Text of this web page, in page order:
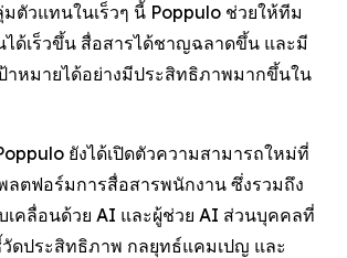
ตัวแทนในเร็วๆ นี้ Poppulo ช่วยให้ทีม
ได้เร็วขึ้น สื่อสารได้ชาญฉลาดขึ้น และมี
าหมายได้อย่างมีประสิทธิภาพมากขึ้นใน
ยังได้เปิดตัวความสามารถใหม่ที่
ลตฟอร์มการสื่อสารพนักงาน ซึ่งรวมถึง
เคลื่อนด้วย AI และผู้ช่วย AI ส่วนบุคคลที่
วัดประสิทธิภาพ กลยุทธ์แคมเปญ และ